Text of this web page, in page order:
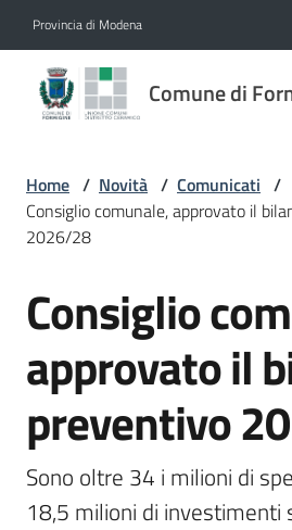
Provincia di Modena
Comune di
Comune
di
Amministrazione
Novità
Menu selezionato
Vivere
Formigine
Home / Novità / Comunicati /
Consiglio comunale, approvato il
2026/28
Salta al contenuto
Consiglio
approvato il
preventivo
Sono oltre 34 i milioni di
18,5 milioni di investimenti